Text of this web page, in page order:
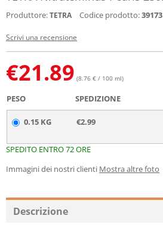
Produttore:TETRA Codice prodotto:39173
Scrivi una recensione
€21.89 (8.76 € / 100 ml)
PESO SPEDIZIONE
0.15 KG €2.99
SPEDITO ENTRO 72 ORE
Immagini dei nostri clienti Mostra altre foto
Descrizione